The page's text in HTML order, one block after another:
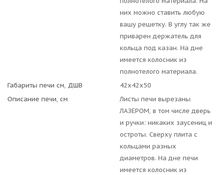
них можно ставить любую
вашу решетку. В углу так же
приварен держатель для
кольца под казан. На дне
имеется колосник из
полнотелого материала.
Габариты печи см, ДШВ
42x42x50
Описание печи, см
Листы печи вырезаны
ЛАЗЕРОМ, в том числе дверь
и ручки: никаких заусениц и
остроты. Сверху плита с
кольцами разных
диаметров. На дне печи
имеется колосник из